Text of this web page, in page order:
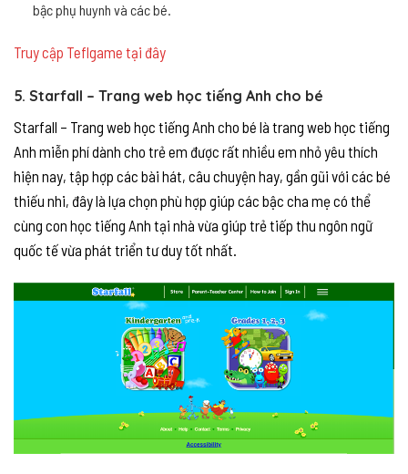
bậc phụ huynh và các bé.
Truy cập Teflgame tại đây
5. Starfall – Trang web học tiếng Anh cho bé
Starfall – Trang web học tiếng Anh cho bé là trang web học tiếng
Anh miễn phí dành cho trẻ em được rất nhiều em nhỏ yêu thích
hiện nay, tập hợp các bài hát, câu chuyện hay, gần gũi với các bé
thiếu nhi, đây là lựa chọn phù hợp giúp các bậc cha mẹ có thể
cùng con học tiếng Anh tại nhà vừa giúp trẻ tiếp thu ngôn ngữ
quốc tế vừa phát triển tư duy tốt nhất.